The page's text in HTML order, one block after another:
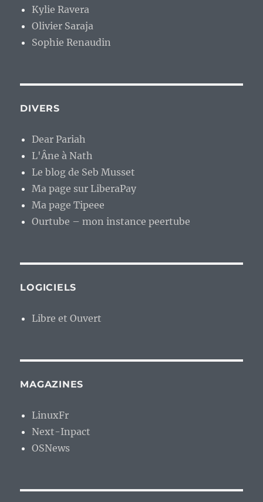
Kylie Ravera
Olivier Saraja
Sophie Renaudin
DIVERS
Dear Pariah
L'Âne à Nath
Le blog de Seb Musset
Ma page sur LiberaPay
Ma page Tipeee
Ourtube – mon instance peertube
LOGICIELS
Libre et Ouvert
MAGAZINES
LinuxFr
Next-Inpact
OSNews